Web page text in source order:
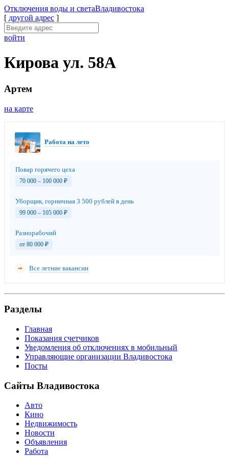
Отключения воды и светаВладивостока
[ другой адрес ]
войти
Кирова ул. 58А
Артем
на карте
Работа на лето
Повар горячего цеха
70 000 – 100 000 ₽
Уборщик, горничная 3 500 рублей в день
99 000 – 105 000 ₽
Разнорабочий
от 80 000 ₽
Все летние вакансии
Разделы
Главная
Показания счетчиков
Уведомления об отключениях в мобильный
Управляющие организации Владивостока
Посты
Сайты Владивостока
Авто
Кино
Недвижимость
Новости
Объявления
Работа